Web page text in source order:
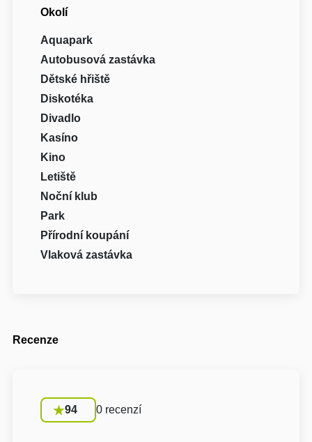
Okolí
Aquapark
Autobusová zastávka
Dětské hřiště
Diskotéka
Divadlo
Kasíno
Kino
Letiště
Noční klub
Park
Přírodní koupání
Vlaková zastávka
Recenze
94 0 recenzí